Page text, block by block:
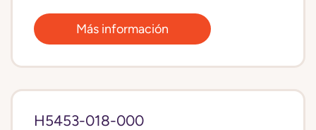
Más información
H5453-018-000